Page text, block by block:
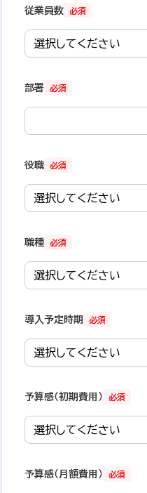
必須
従業員数
必須
部署
必須
役職
必須
職種
必須
導入予定時期
必須
予算感（初期費用）
必須
予算感（月額費用）